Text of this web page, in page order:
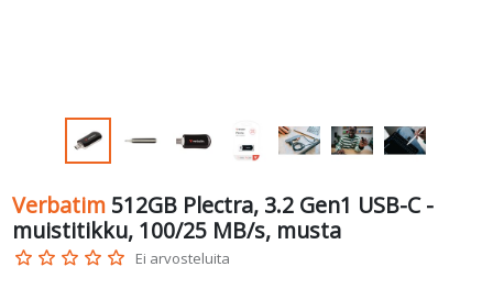
Verbatim 512GB Plectra, 3.2 Gen1 USB-C -
muistitikku, 100/25 MB/s, musta
star_border star_border star_border star_border star_border Ei arvosteluita